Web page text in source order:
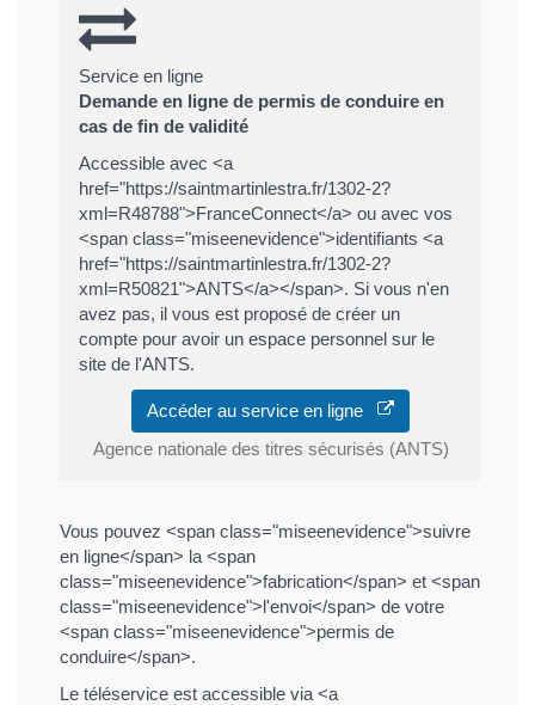
Service en ligne
Demande en ligne de permis de conduire en
cas de fin de validité
Accessible avec <a
href="https://saintmartinlestra.fr/1302-2?
xml=R48788">FranceConnect</a> ou avec vos
<span class="miseenevidence">identifiants <a
href="https://saintmartinlestra.fr/1302-2?
xml=R50821">ANTS</a></span>. Si vous n'en
avez pas, il vous est proposé de créer un
compte pour avoir un espace personnel sur le
site de l'ANTS.
Accéder au service en ligne
Agence nationale des titres sécurisés (ANTS)
Vous pouvez <span class="miseenevidence">suivre
en ligne</span> la <span
class="miseenevidence">fabrication</span> et <span
class="miseenevidence">l'envoi</span> de votre
<span class="miseenevidence">permis de
conduire</span>.
Le téléservice est accessible via <a